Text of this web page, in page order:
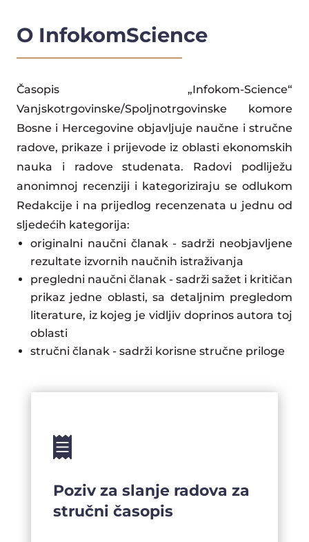
O InfokomScience
Časopis „Infokom‐Science“
Vanjskotrgovinske/Spoljnotrgovinske komore
Bosne i Hercegovine objavljuje naučne i stručne
radove, prikaze i prijevode iz oblasti ekonomskih
nauka i radove studenata. Radovi podliježu
anonimnoj recenziji i kategoriziraju se odlukom
Redakcije i na prijedlog recenzenata u jednu od
sljedećih kategorija:
originalni naučni članak ‐ sadrži neobjavljene
rezultate izvornih naučnih istraživanja
pregledni naučni članak ‐ sadrži sažet i kritičan
prikaz jedne oblasti, sa detaljnim pregledom
literature, iz kojeg je vidljiv doprinos autora toj
oblasti
stručni članak ‐ sadrži korisne stručne priloge

Poziv za slanje radova za
stručni časopis